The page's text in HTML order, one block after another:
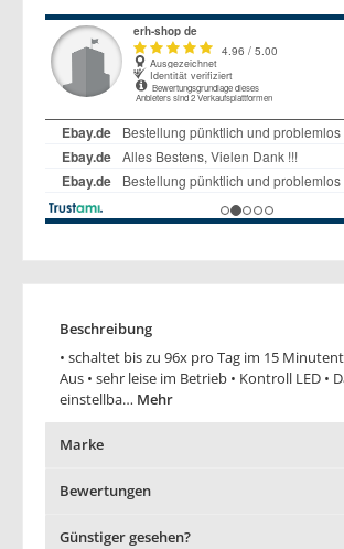
Beschreibung
• schaltet bis zu 96x pro Tag im 15
Aus • sehr leise im Betrieb • Kontroll LED •
einstellba… Mehr
Marke
Bewertungen
Günstiger gesehen?